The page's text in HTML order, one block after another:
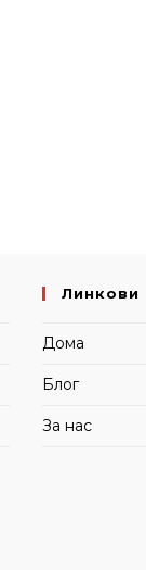
Линкови
Дома
Блог
За нас